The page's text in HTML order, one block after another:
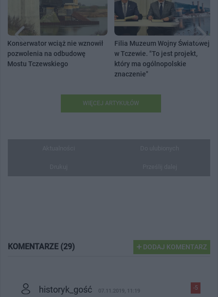
Konserwator wciąż nie wznowił
pozwolenia na odbudowę
Mostu Tczewskiego
Filia Muzeum Wojny Światowej
w Tczewie. "To jest projekt,
który ma ogólnopolskie
znaczenie"
WIĘCEJ ARTYKUŁÓW
KOMENTARZE (29) DODAJ KOMENTARZ
-5
historyk_gość 07.11.2019, 11:19